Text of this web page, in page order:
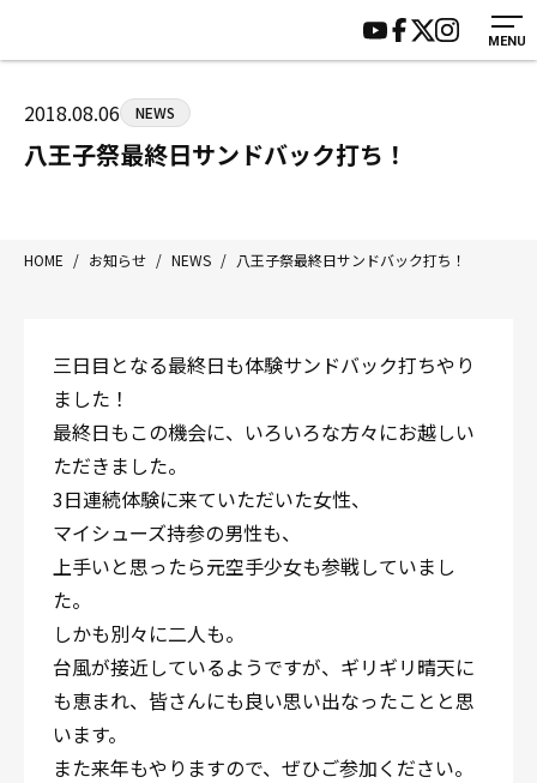
MENU
八王子中屋ボクシングジム
〒192-0072 東京都八王子市南町3-8 第2原嶋ビル1F
Tel/Fax：042-622-7222
営業時間：月〜土 14:00〜22:00 / 日・祝 14:00〜19:00
HOME
ジムについて
トレーニング
入会案内
施設紹介
会員様の声
サポーター募集
2018.08.06 NEWS
八王子祭最終日サンドバック打ち！
HOME / お知らせ / NEWS / 八王子祭最終日サンドバック打ち！
三日目となる最終日も体験サンドバック打ちやり
ました！
最終日もこの機会に、いろいろな方々にお越しい
ただきました。
3日連続体験に来ていただいた女性、
マイシューズ持参の男性も、
上手いと思ったら元空手少女も参戦していまし
た。
しかも別々に二人も。
台風が接近しているようですが、ギリギリ晴天に
も恵まれ、皆さんにも良い思い出なったことと思
います。
また来年もやりますので、ぜひご参加ください。